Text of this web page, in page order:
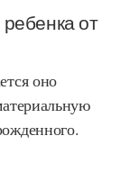
от
оно